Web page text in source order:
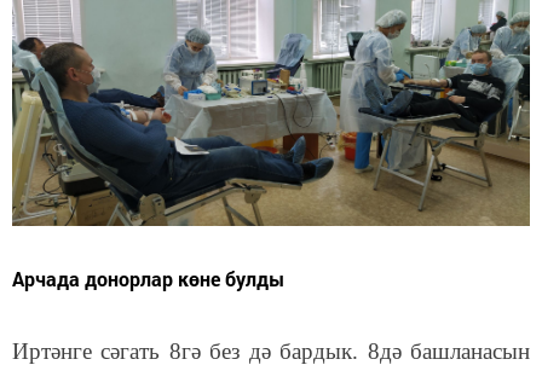
Арчада донорлар көне булды
Иртәнге сәгать 8гә без дә бардык. 8дә башланасын